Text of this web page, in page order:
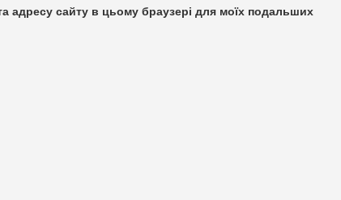
адресу сайту в цьому браузері для моїх подальших